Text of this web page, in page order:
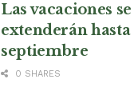
Las vacaciones se
extenderán hasta
septiembre
0 SHARES